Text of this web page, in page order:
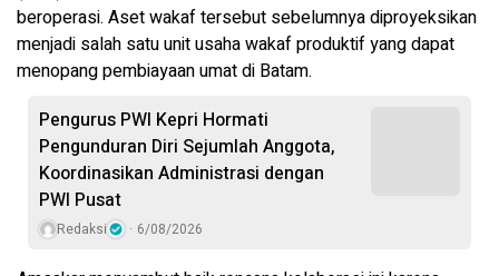
beroperasi. Aset wakaf tersebut sebelumnya diproyeksikan
menjadi salah satu unit usaha wakaf produktif yang dapat
menopang pembiayaan umat di Batam.
Pengurus PWI Kepri Hormati
Pengunduran Diri Sejumlah Anggota,
Koordinasikan Administrasi dengan
PWI Pusat
Redaksi 6/08/2026